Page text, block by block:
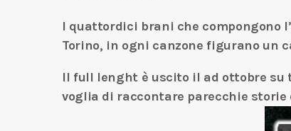
I quattordici brani che compongono
Torino, in ogni canzone figurano un
Il full lenght è uscito il ad ottobre su
voglia di raccontare parecchie storie